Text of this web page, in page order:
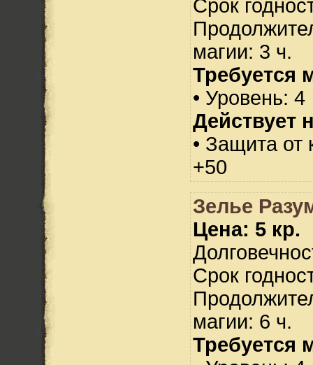
Срок
магии: 3 ч.
Требуется
• Уровень: 4
Действует
• Защита от
+50
Зелье
Цена: 5 кр.
Срок
магии: 6 ч.
Требуется